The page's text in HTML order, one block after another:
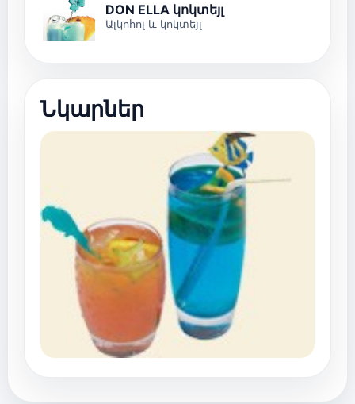
DON ELLA կոկտեյլ
Ալկոհոլ և կոկտեյլ
Նկարներ